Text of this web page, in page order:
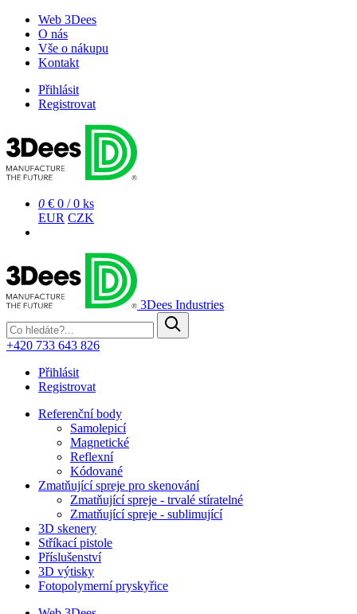
Web 3Dees
O nás
Vše o nákupu
Kontakt
Přihlásit
Registrovat
0 € 0 /0 ks
EUR CZK
3Dees Industries
+420 733 643 826
Přihlásit
Registrovat
Referenční body
Samolepicí
Magnetické
Reflexní
Kódované
Zmatňující spreje pro skenování
Zmatňující spreje - trvalé stíratelné
Zmatňující spreje - sublimující
3D skenery
Stříkací pistole
Příslušenství
3D výtisky
Fotopolymerní pryskyřice